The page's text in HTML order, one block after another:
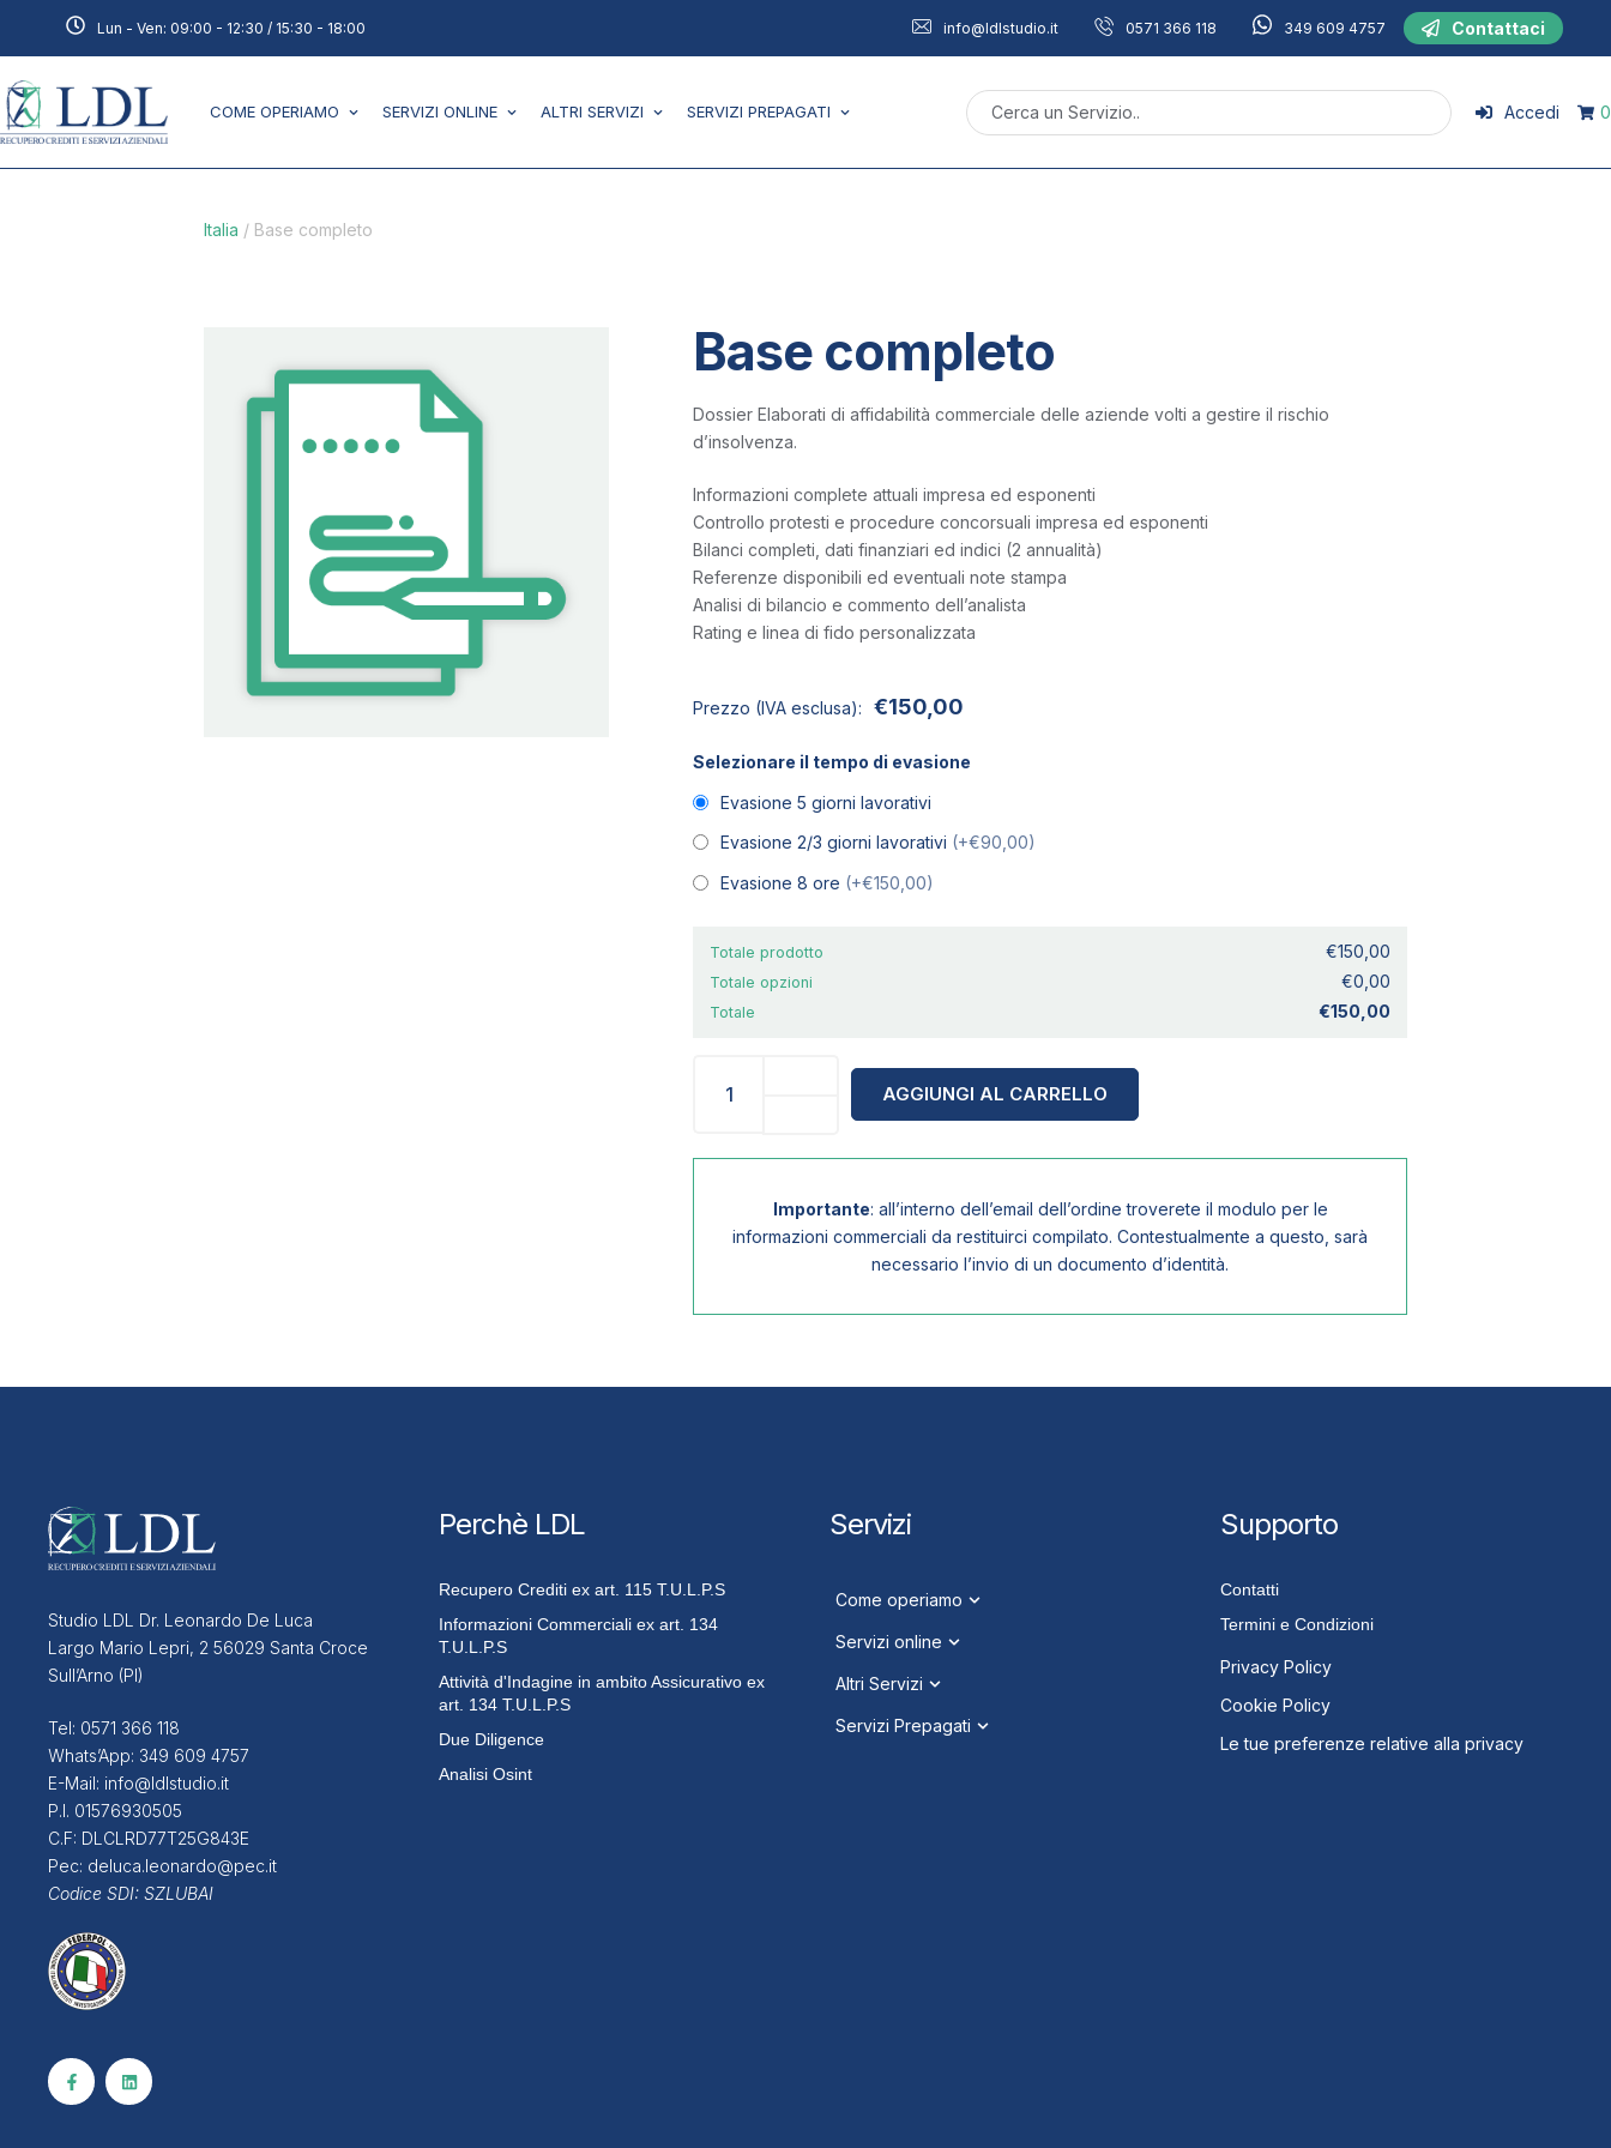
Lun - Ven: 09:00 - 12:30 / 15:30 - 18:00 info@ldlstudio.it 0571 366 118 349 609 4757 Contattaci
COME OPERIAMO SERVIZI ONLINE ALTRI SERVIZI SERVIZI PREPAGATI Accedi 0
Italia / Base completo
Base completo
Dossier Elaborati di affidabilità commerciale delle aziende volti a gestire il rischio
d’insolvenza.
Informazioni complete attuali impresa ed esponenti
Controllo protesti e procedure concorsuali impresa ed esponenti
Bilanci completi, dati finanziari ed indici (2 annualità)
Referenze disponibili ed eventuali note stampa
Analisi di bilancio e commento dell’analista
Rating e linea di fido personalizzata
Prezzo (IVA esclusa): €150,00
Selezionare il tempo di evasione
Evasione 5 giorni lavorativi
Evasione 2/3 giorni lavorativi (+€90,00)
Evasione 8 ore (+€150,00)
Totale prodotto €150,00
Totale opzioni €0,00
Totale €150,00
AGGIUNGI AL CARRELLO
Importante: all’interno dell’email dell’ordine troverete il modulo per le
informazioni commerciali da restituirci compilato. Contestualmente a questo, sarà
necessario l’invio di un documento d’identità.
Studio LDL Dr. Leonardo De Luca
Largo Mario Lepri, 2 56029 Santa Croce
Sull’Arno (PI)
Tel: 0571 366 118
Whats’App: 349 609 4757
E-Mail: info@ldlstudio.it
P.I. 01576930505
C.F: DLCLRD77T25G843E
Pec: deluca.leonardo@pec.it
Codice SDI: SZLUBAI
Perchè LDL
Recupero Crediti ex art. 115 T.U.L.P.S
Informazioni Commerciali ex art. 134
T.U.L.P.S
Attività d'Indagine in ambito Assicurativo ex
art. 134 T.U.L.P.S
Due Diligence
Analisi Osint
Servizi
Come operiamo
Servizi online
Altri Servizi
Servizi Prepagati
Supporto
Contatti
Termini e Condizioni
Privacy Policy
Cookie Policy
Le tue preferenze relative alla privacy